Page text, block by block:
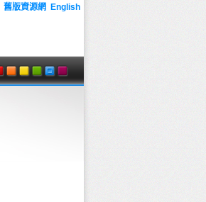
舊版資源網 English